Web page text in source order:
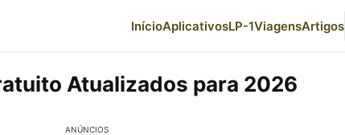
InícioAplicativosLP-1ViagensArtigos
Atualizados para 2026
ANÚNCIOS